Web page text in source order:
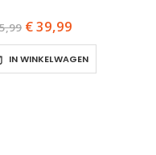
€ 39,99
IN WINKELWAGEN